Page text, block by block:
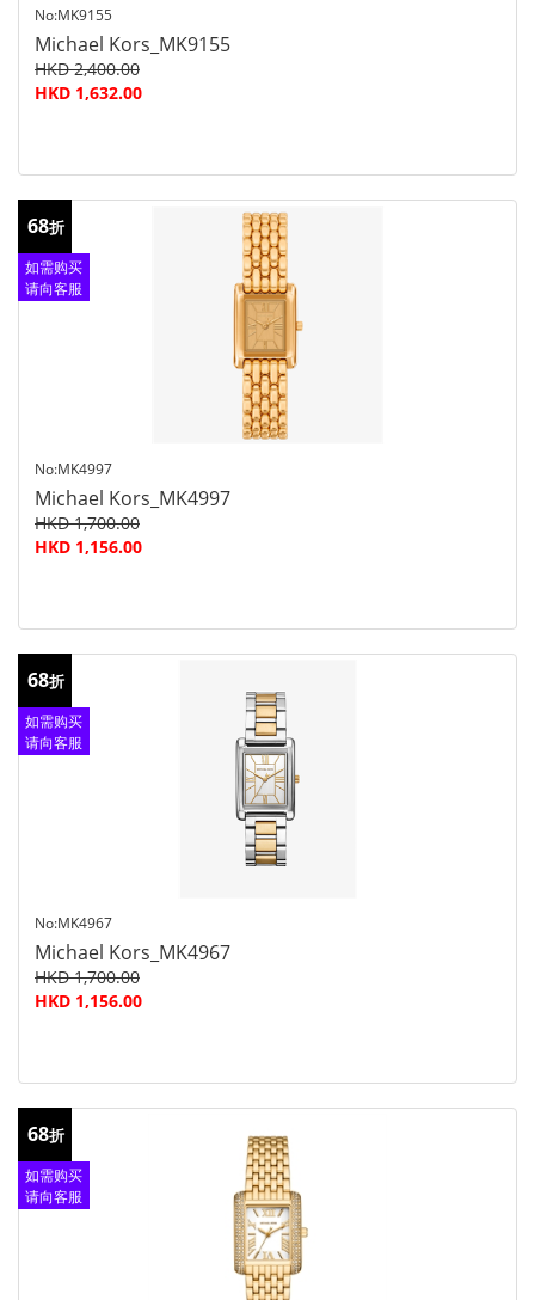
No:MK9155
Michael Kors_MK9155
HKD 2,400.00
HKD 1,632.00
68折
如需购买
请向客服
No:MK4997
Michael Kors_MK4997
HKD 1,700.00
HKD 1,156.00
68折
如需购买
请向客服
No:MK4967
Michael Kors_MK4967
HKD 1,700.00
HKD 1,156.00
68折
如需购买
请向客服